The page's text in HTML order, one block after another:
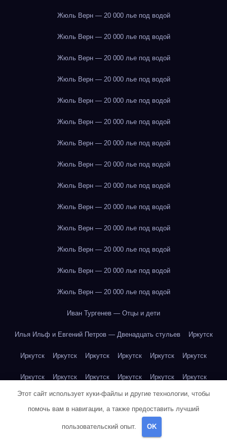
Жюль Верн — 20 000 лье под водой
Жюль Верн — 20 000 лье под водой
Жюль Верн — 20 000 лье под водой
Жюль Верн — 20 000 лье под водой
Жюль Верн — 20 000 лье под водой
Жюль Верн — 20 000 лье под водой
Жюль Верн — 20 000 лье под водой
Жюль Верн — 20 000 лье под водой
Жюль Верн — 20 000 лье под водой
Жюль Верн — 20 000 лье под водой
Жюль Верн — 20 000 лье под водой
Жюль Верн — 20 000 лье под водой
Жюль Верн — 20 000 лье под водой
Жюль Верн — 20 000 лье под водой
Иван Тургенев — Отцы и дети
Илья Ильф и Евгений Петров — Двенадцать стульев Иркутск
Иркутск Иркутск Иркутск Иркутск Иркутск Иркутск
Иркутск Иркутск Иркутск Иркутск Иркутск Иркутск
Иркутск Иркутск Иркутск Иркутск Иркутск Иркутск
Иркутск Йогурт
Этот сайт использует куки-файлы и другие технологии, чтобы
помочь вам в навигации, а также предоставить лучший
пользовательский опыт. OK